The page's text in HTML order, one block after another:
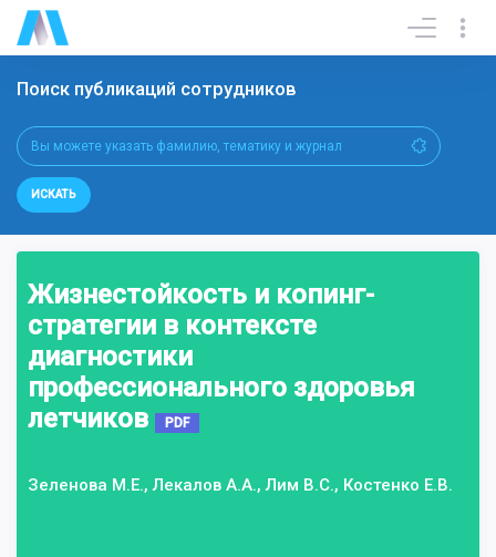
Поиск публикаций сотрудников
ИСКАТЬ
Жизнестойкость и копинг-
стратегии в контексте
диагностики
профессионального здоровья
летчиков
PDF
Зеленова М.Е., Лекалов А.А., Лим В.С., Костенко Е.В.